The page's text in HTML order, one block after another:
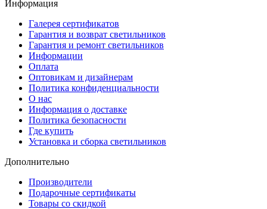
Информация
Галерея сертификатов
Гарантия и возврат светильников
Гарантия и ремонт светильников
Информации
Оплата
Оптовикам и дизайнерам
Политика конфиденциальности
О нас
Информация о доставке
Политика безопасности
Где купить
Установка и сборка светильников
Дополнительно
Производители
Подарочные сертификаты
Товары со скидкой